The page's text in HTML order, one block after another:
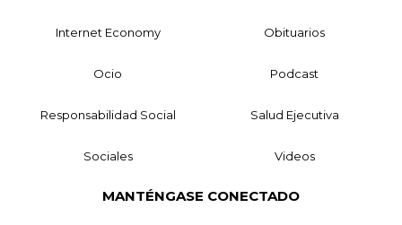
Internet Economy Obituarios
Ocio Podcast
Responsabilidad Social Salud Ejecutiva
Sociales Videos
MANTÉNGASE CONECTADO